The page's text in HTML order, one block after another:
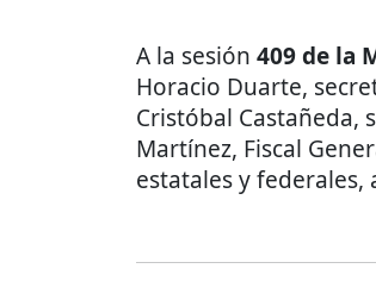
A la sesión 409 de la
Horacio Duarte,
Cristóbal Castañeda,
Martínez, Fiscal
estatales y federales,